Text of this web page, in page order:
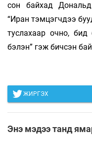
сон байхад
“Иран тэмцэгчдээ
туслахаар очно, бид
бэлэн” гэж бичсэн
ЖИРГЭХ
Энэ мэдээ танд